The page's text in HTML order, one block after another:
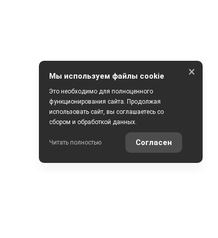
Мы используем файлы cookie
Это необходимо для полноценного
функционирования сайта. Продолжая
использовать сайт, вы соглашаетесь со
сбором и обработкой данных.
Читать полностью Согласен
×